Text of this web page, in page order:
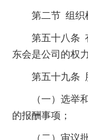
第二节 组织
第五十八条 有
东会是公司的权
第五十九条 股
（一）选举和
的报酬事项；
（二）审议批